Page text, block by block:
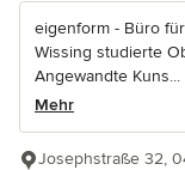
eigenform - Büro
Wissing studierte
Angewandte Kuns...
Mehr
Josephstraße 32,